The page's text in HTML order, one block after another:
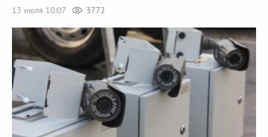
13 июля 10:07
3772